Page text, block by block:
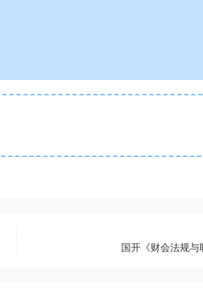
国开《财会法规